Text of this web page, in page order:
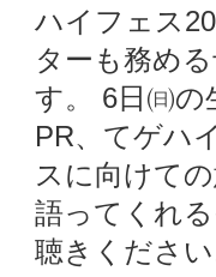
ハイフェス
ターも務め
す。 6日㈰の
PR、てゲハ
スに向けて
語ってくれ
聴きください